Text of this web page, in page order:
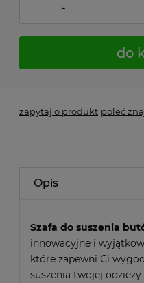
-
do
zapytaj o produkt poleć
Opis
Szafa do suszenia
innowacyjne i
które zapewni Ci
suszenia twojej